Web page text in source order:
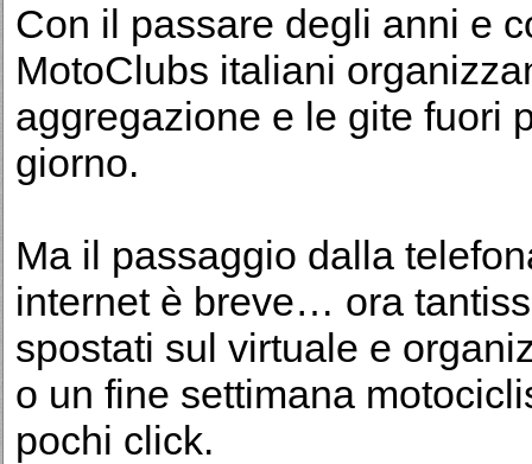
Con il passare degli anni e
MotoClubs italiani
aggregazione e le gite fuori
giorno.
Ma il passaggio dalla
internet è breve… ora
spostati sul virtuale e
o un fine settimana
pochi click.